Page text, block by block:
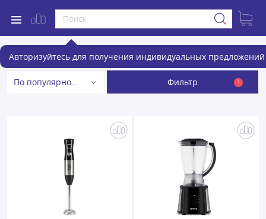
Авторизуйтесь для получения индивидуальных предложений
Блендеры
По популярности Фильтр 1